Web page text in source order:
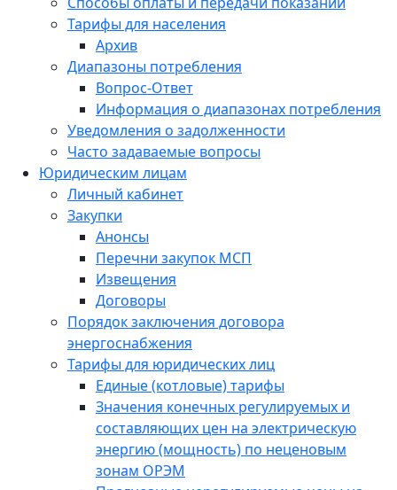
Тарифы для населения
Архив
Диапазоны потребления
Вопрос-Ответ
Информация о диапазонах потребления
Уведомления о задолженности
Часто задаваемые вопросы
Юридическим лицам
Личный кабинет
Закупки
Анонсы
Перечни закупок МСП
Извещения
Договоры
Порядок заключения договора
энергоснабжения
Тарифы для юридических лиц
Единые (котловые) тарифы
Значения конечных регулируемых и
составляющих цен на электрическую
энергию (мощность) по неценовым
зонам ОРЭМ